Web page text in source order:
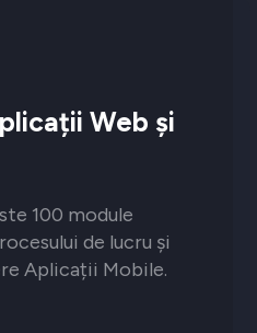
Web și
100 module
de lucru și
Aplicații Mobile.